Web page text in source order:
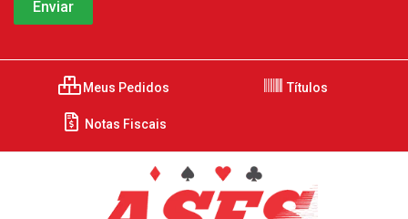
Meus Pedidos Títulos
Notas Fiscais